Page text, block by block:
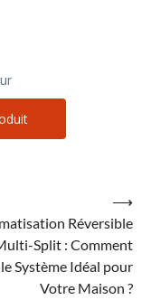
Réversible
Split : Comment
Système Idéal pour
Votre Maison ?
⟶